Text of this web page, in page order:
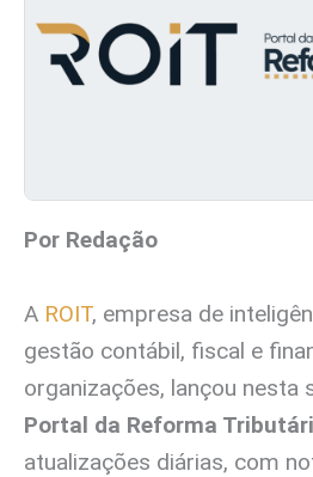
Por Redação
A ROIT, empresa de
gestão contábil, fiscal e
organizações, lançou nesta
Portal da Reforma
atualizações diárias, com